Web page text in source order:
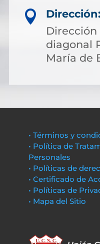

Dirección:
diagonal
María de
• Términos y
• Política de
Personales
• Políticas de
• Certificado de
• Políticas de
• Mapa del Sitio